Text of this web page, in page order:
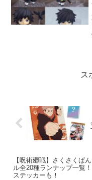
ス
【呪術廻戦】さくさくぱ
ル全20種ランナップ一覧
ステッカーも！